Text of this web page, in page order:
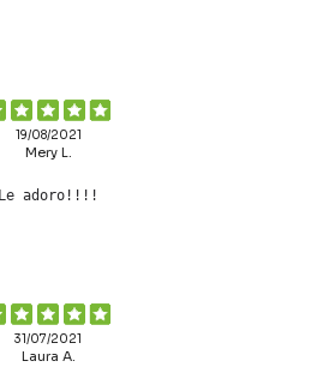
19/08/2021
Mery L.
Le adoro!!!!
31/07/2021
Laura A.